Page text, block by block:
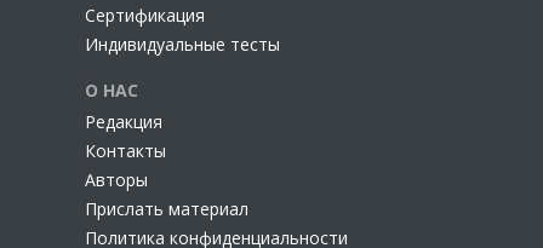
Сертификация
Индивидуальные тесты
О НАС
Редакция
Контакты
Авторы
Прислать материал
Политика конфиденциальности